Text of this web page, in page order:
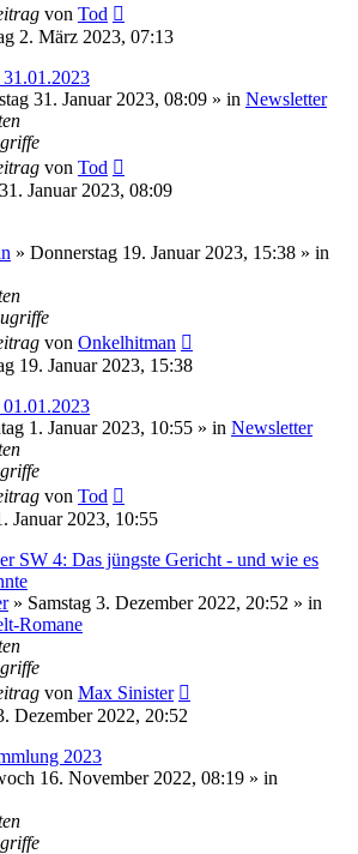
von Tod
2. März 2023, 07:13
31. Januar 2023, 08:09 » in Newsletter
von Tod
Januar 2023, 08:09
» Donnerstag 19. Januar 2023, 15:38 » in
von Onkelhitman
19. Januar 2023, 15:38
1. Januar 2023, 10:55 » in Newsletter
von Tod
Januar 2023, 10:55
SW 4: Das jüngste Gericht - und wie es
» Samstag 3. Dezember 2022, 20:52 » in
Romane
von Max Sinister
Dezember 2022, 20:52
2023
16. November 2022, 08:19 » in